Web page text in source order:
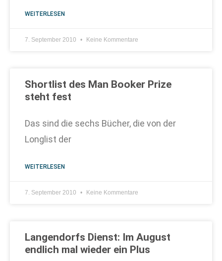
WEITERLESEN
7. September 2010 Keine Kommentare
Shortlist des Man Booker Prize
steht fest
Das sind die sechs Bücher, die von der
Longlist der
WEITERLESEN
7. September 2010 Keine Kommentare
Langendorfs Dienst: Im August
endlich mal wieder ein Plus